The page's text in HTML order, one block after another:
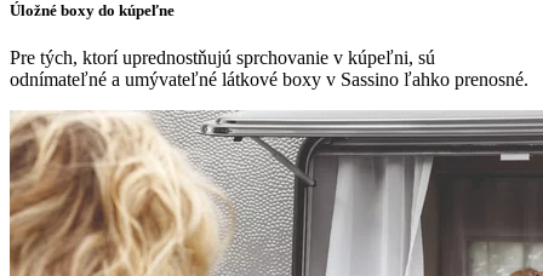
Úložné boxy do kúpeľne
Pre tých, ktorí uprednostňujú sprchovanie v kúpeľni, sú
odnímateľné a umývateľné látkové boxy v Sassino ľahko prenosné.